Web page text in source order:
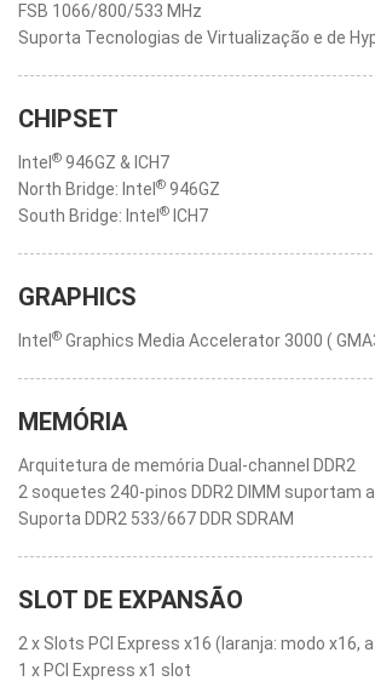
FSB 1066/800/533 MHz
Suporta Tecnologias de Virtualização e de
CHIPSET
Intel ® 946GZ & ICH7
North Bridge: Intel ® 946GZ
South Bridge: Intel ® ICH7
GRAPHICS
Intel ® Graphics Media Accelerator 3000 (
MEMÓRIA
Arquitetura de memória Dual-channel DDR2
2 soquetes 240-pinos DDR2 DIMM suportam
Suporta DDR2 533/667 DDR SDRAM
SLOT DE EXPANSÃO
2 x Slots PCI Express x16 (laranja: modo x16,
1 x PCI Express x1 slot